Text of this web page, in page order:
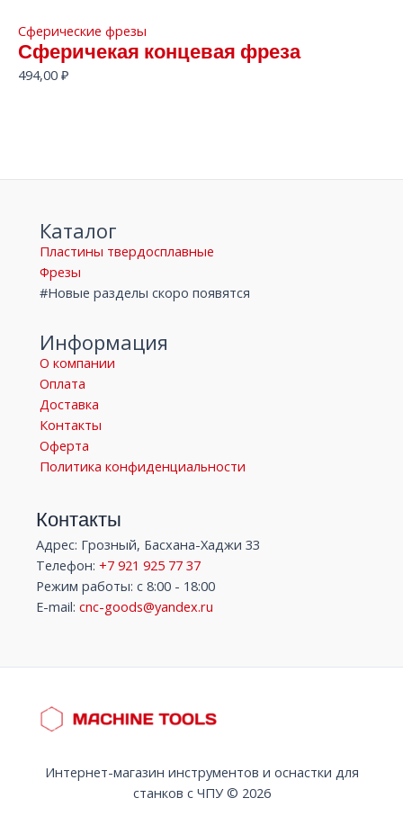
Сферические фрезы
Сферичекая концевая фреза
494,00 ₽
Каталог
Пластины твердосплавные
Фрезы
#Новые разделы скоро появятся
Информация
О компании
Оплата
Доставка
Контакты
Оферта
Политика конфиденциальности
Контакты
Адрес: Грозный, Басхана-Хаджи 33
Телефон: +7 921 925 77 37
Режим работы: с 8:00 - 18:00
E-mail: cnc-goods@yandex.ru
Интернет-магазин инструментов и оснастки для
станков с ЧПУ © 2026